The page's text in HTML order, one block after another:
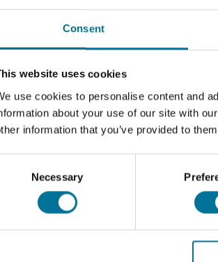
Consent
website uses cookies
use cookies to personalise content and
about your use of our site with
information that you’ve provided to
Necessary
System
(2 St.)